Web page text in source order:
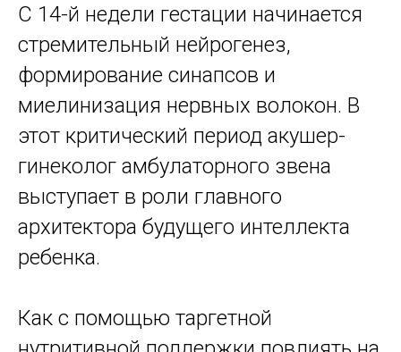
С 14-й недели гестации начинается
стремительный нейрогенез,
формирование синапсов и
миелинизация нервных волокон. В
этот критический период акушер-
гинеколог амбулаторного звена
выступает в роли главного
архитектора будущего интеллекта
ребенка.
Как с помощью таргетной